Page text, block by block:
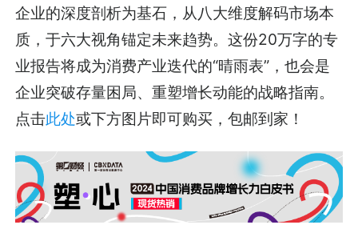
企业的深度剖析为基石，从八大维度解码市场本
质，于六大视角锚定未来趋势。这份20万字的专
业报告将成为消费产业迭代的“晴雨表”，也会是
企业突破存量困局、重塑增长动能的战略指南。
点击此处或下方图片即可购买，包邮到家！